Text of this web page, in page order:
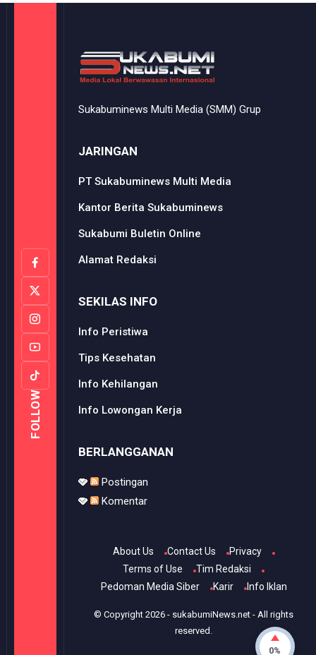
FOLLOW
Sukabuminews Multi Media (SMM) Grup
JARINGAN
PT Sukabuminews Multi Media
Kantor Berita Sukabuminews
Sukabumi Buletin Online
Alamat Redaksi
SEKILAS INFO
Info Peristiwa
Tips Kesehatan
Info Kehilangan
Info Lowongan Kerja
BERLANGGANAN
Postingan
Komentar
About Us Contact Us
Privacy
Terms of Use
Tim Redaksi
Pedoman Media Siber
Karir Info Iklan
© Copyright2026 - sukabumiNews.net - All rights
reserved.
0%